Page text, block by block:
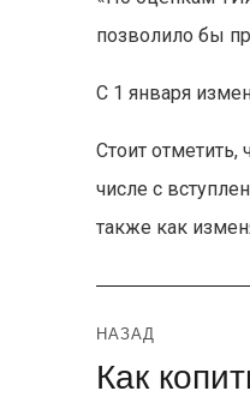
позволило бы
С 1 января
Стоит
числе с
также как
Навигация
по
НАЗАД
Предыдущая
Как